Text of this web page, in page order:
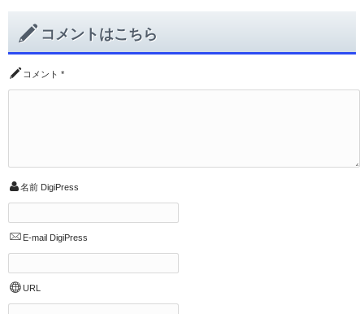
コメントはこちら
コメント *
名前 DigiPress
E-mail DigiPress
URL